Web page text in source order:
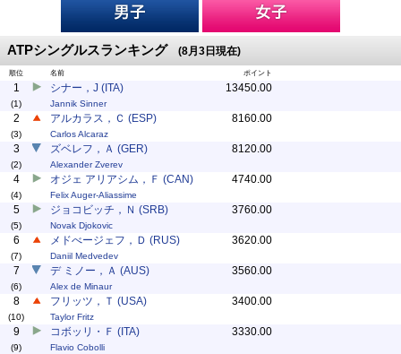
ATPシングルスランキング (8月3日現在)
順位 名前 ポイント
1
(1)
シナー，J (ITA)
Jannik Sinner
13450.00
2
(3)
アルカラス，Ｃ (ESP)
Carlos Alcaraz
8160.00
3
(2)
ズベレフ，Ａ (GER)
Alexander Zverev
8120.00
4
(4)
オジェ アリアシム，Ｆ (CAN)
Felix Auger-Aliassime
4740.00
5
(5)
ジョコビッチ，Ｎ (SRB)
Novak Djokovic
3760.00
6
(7)
メドべージェフ，Ｄ (RUS)
Daniil Medvedev
3620.00
7
(6)
デ ミノー，Ａ (AUS)
Alex de Minaur
3560.00
8
(10)
フリッツ，Ｔ (USA)
Taylor Fritz
3400.00
9
(9)
コボッリ・Ｆ (ITA)
Flavio Cobolli
3330.00